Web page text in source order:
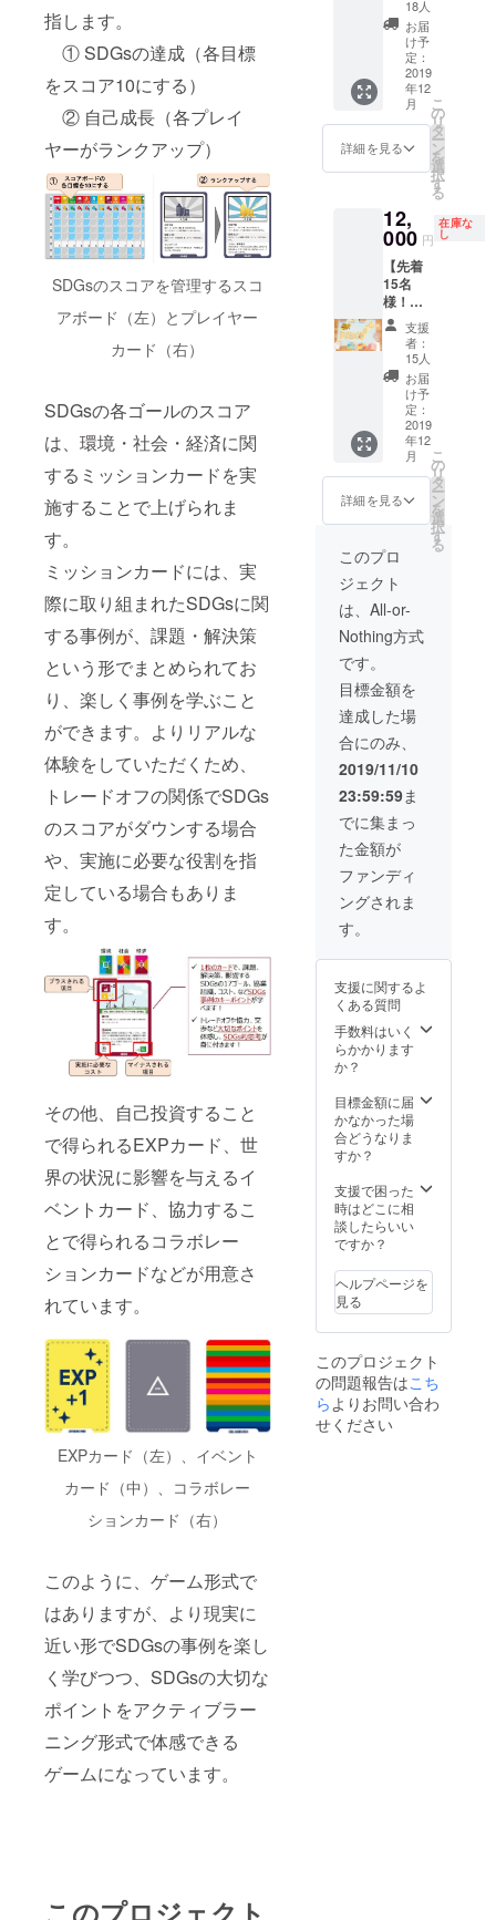
指します。
① SDGsの達成（各目標
をスコア10にする）
② 自己成長（各プレイ
ヤーがランクアップ）
SDGsのスコアを管理するスコ
アボード（左）とプレイヤー
カード（右）
SDGsの各ゴールのスコア
は、環境・社会・経済に関
するミッションカードを実
施することで上げられま
す。
ミッションカードには、実
際に取り組まれたSDGsに関
する事例が、課題・解決策
という形でまとめられてお
り、楽しく事例を学ぶこと
ができます。よりリアルな
体験をしていただくため、
トレードオフの関係でSDGs
のスコアがダウンする場合
や、実施に必要な役割を指
定している場合もありま
す。
その他、自己投資すること
で得られるEXPカード、世
界の状況に影響を与えるイ
ベントカード、協力するこ
とで得られるコラボレー
ションカードなどが用意さ
れています。
EXPカード（左）、イベント
カード（中）、コラボレー
ションカード（右）
このように、ゲーム形式で
はありますが、より現実に
近い形でSDGsの事例を楽し
く学びつつ、SDGsの大切な
ポイントをアクティブラー
ニング形式で体感できる
ゲームになっています。
SDGsは、持
続可能な世
界の実現に
解決が必要
な課題をま
で、知れば
知るほど世
界の現場を
自分ゴト化
できるもの
だと捉えて
います。
このSDGsを
具体的に楽
しく学べる
ボードゲー
ムを本協会
は開発して
おり、私は
このボード
ゲームを
使って、よ
り多くの人
にSDGsを自
分ゴト化し
ていただ
き、同じよ
うな思いを
持った仲間
を集め、世
界を良くす
るビジネス
を生む流れ
を加速した
いと考え活
動していま
す。
これまで、
本協会で
ゴト化でき
るワーク
ショップや
ボードゲー
ムのファシ
リテーショ
ン制度など
を構築し、
仲間を集め
てきたので
すが、この
活動をより
拡大したい
と考えてい
ドを用
いるこ
とで、
スムー
ズに
ゲーム
を進め
ること
ができ
※ボード
はスラ
イドが
なくて
も実施
できま
す。 ※2
セット
以上ご
希望の
方は、
別途
ボード
ゲーム
のリ
ターン
でお選
びくだ
持続可
能な世
界の実
現に向
け、世
界の課
事例を
楽しく
学ぶだ
けでな
く、
SDGsの
ポイン
トをぜ
ひご体
感くだ
さい。
～12
名）で
のプレ
イが可
能にな
りま
す。 持
続可能
な世界
界の課
題解決
事例を
楽しく
学ぶだ
けでな
く、
SDGsの
ポイン
トをぜ
ひご体
感くだ
さい。
ゲーム
の公認
ファシ
リテー
ター研
修（4～
5時間）
の参加
権、お
よび
『SDGs
ボード
ゲー
ム』1
セット
をお届
けいた
しま
す。 1
セット
最大8名
（推奨4
～6名）
でのプ
レイが
可能に
なりま
す。 研
研修修
了証
と、本
協会が
実施す
るSDGs
を用い
た
「SDGs
を自分
ゴト化
する」
ワーク
ショッ
プのス
ライド
をお渡
しいた
しま
リテー
ター研
修を受
けてい
ただく
と、
ゲーム
公認
ファシ
名乗っ
て、有
償ワー
ク
プを実
施いた
だくこ
とがで
す。 ＜
ワーク
ショッ
プ開催
条件＞
18人
お届
け予
定：
2019
年12
月
詳細を見る
こ
の
リ
タ
ー
ン
を
選
択
す
る
12,
000 円
在庫な
し
【先着
15名
様！
SDGs
ボード
ゲーム1
セッ
ト】 ※
税込/送
料込 未
来技術
推進協
会オリ
ジナル
の
『SDGs
ボード
ゲー
ム』1
セット
を、先
着15名
50%
OFFで
ご提供
させて
いただ
きま
す。 1
セット
最大8名
（推奨4
～6名）
でのプ
レイが
す。 持
な世界
の実現
に向
け、世
界の課
事例を
楽しく
学ぶだ
けでな
SDGsの
ポイン
トをぜ
ひご体
さい。
支援
者：
15人
お届
け予
定：
2019
年12
月
詳細を見る
こ
の
リ
タ
ー
ン
を
選
択
す
る
このプロ
ジェクト
は、All-or-
Nothing方式
です。
目標金額を
達成した場
合にのみ、
2019/11/10
23:59:59ま
でに集まっ
た金額が
ファンディ
ングされま
す。
支援に関するよ
くある質問
手数料はいく
らかかります
か？
目標金額に届
かなかった場
合どうなりま
すか？
支援で困った
時はどこに相
談したらいい
ですか？
ヘルプページを
見る
このプロジェクト
の問題報告はこち
ら よりお問い合わ
せください